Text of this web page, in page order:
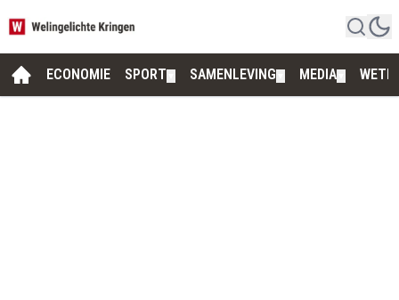
ECONOMIE SPORT SAMENLEVING MEDIA